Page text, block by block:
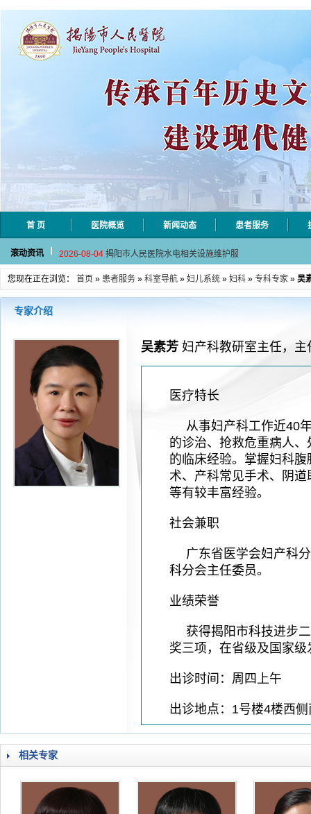
首 页 医院概览 新闻动态 患者服务
滚动资讯
2026-08-06 揭阳市人民医院采集自动对焦相机市
2026-08-04 揭阳市人民医院水电相关设施维护服
2026-07-31 学术聚力！妇儿分论坛精彩收官
2026-07-31 以学术聚合力 | 运动健康分论坛助
2026-07-31 大咖云集探内科前沿！首届榕江医学
2026-07-31
学术聚力！妇儿分论坛精彩收官
2026-07-31
以学术聚合力 | 运动健康分论坛助
您现在正在浏览： 首页 » 患者服务 » 科室导航 » 妇儿系统 » 妇科 » 专科专家 » 吴
专家介绍
吴素芳 妇产科教研室主任，主
医疗特长
从事妇产科工作近40
的诊治、抢救危重病人
的临床经验。掌握妇科
术、产科常见手术、阴
等有较丰富经验。
社会兼职
广东省医学会妇产科
科分会主任委员。
业绩荣誉
获得揭阳市科技进步
奖三项，在省级及国家
出诊时间：周四上午
出诊地点：1号楼4楼西
相关专家